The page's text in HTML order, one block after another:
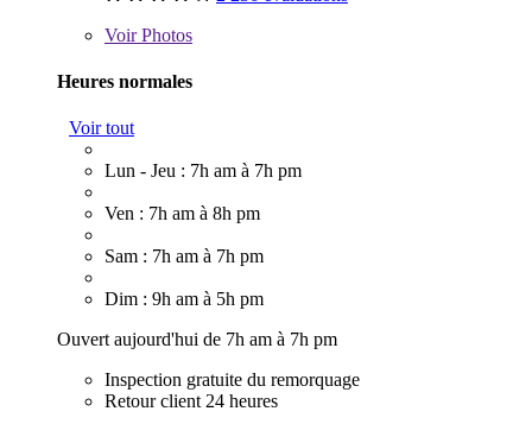
VoirPhotos
Heures normales
Voir tout
Lun - Jeu : 7h am à 7h pm
Ven : 7h am à 8h pm
Sam : 7h am à 7h pm
Dim : 9h am à 5h pm
Ouvert aujourd'hui de 7h am à 7h pm
Inspection gratuite du remorquage
Retour client 24 heures